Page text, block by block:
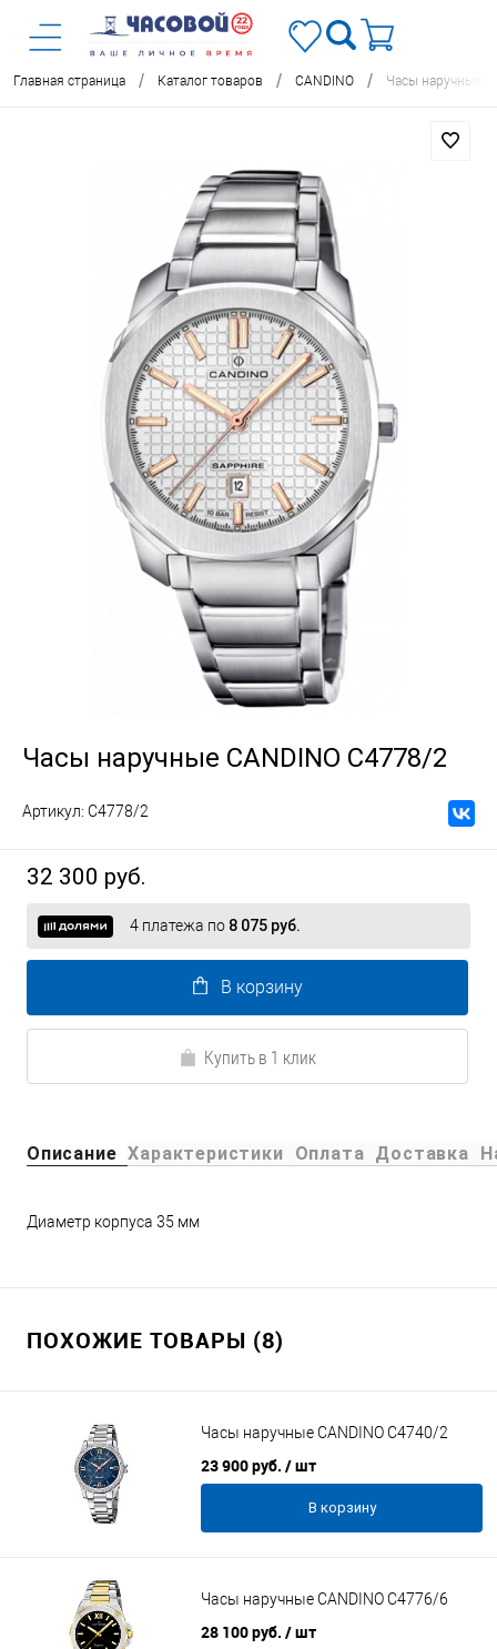
Главная страница / Каталог товаров / CANDINO / Часы наручные
Часы наручные CANDINO C4778/2
Артикул: C4778/2
32 300 руб.
4 платежа по 8 075 руб.
В корзину
Купить в 1 клик
Описание Характеристики Оплата Доставка
Диаметр корпуса 35 мм
ПОХОЖИЕ ТОВАРЫ (8)
Часы наручные CANDINO C4740/2
23 900 руб. / шт
В корзину
Часы наручные CANDINO C4776/6
28 100 руб. / шт